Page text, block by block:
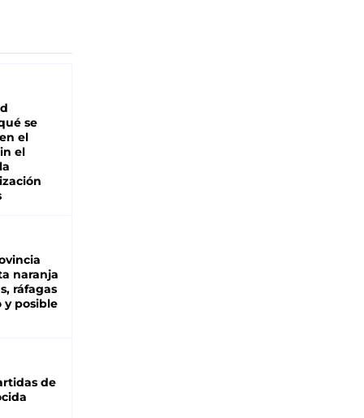
se
el
el
naranja
ráfagas
y posible
de